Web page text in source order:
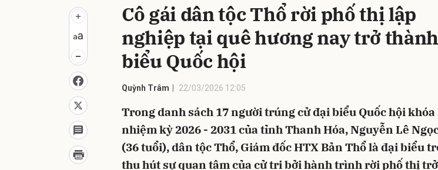
Cô gái dân tộc Thổ rời phố thị lập
nghiệp tại quê hương nay trở
biểu Quốc hội
Quỳnh Trâm 22/03/2026 12:05
Trong danh sách 17 người trúng cử đại biểu Quốc hội khóa
nhiệm kỳ 2026 - 2031 của tỉnh Thanh Hóa, Nguyễn Lê
(36 tuổi), dân tộc Thổ, Giám đốc HTX Bản Thổ là đại biểu
thu hút sự quan tâm của cử tri bởi hành trình rời phố thị